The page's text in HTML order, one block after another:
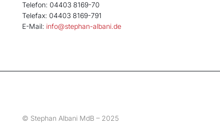
Telefon: 04403 8169-70
Telefax: 04403 8169-791
E-Mail: info@stephan-albani.de
© Stephan Albani MdB – 2025